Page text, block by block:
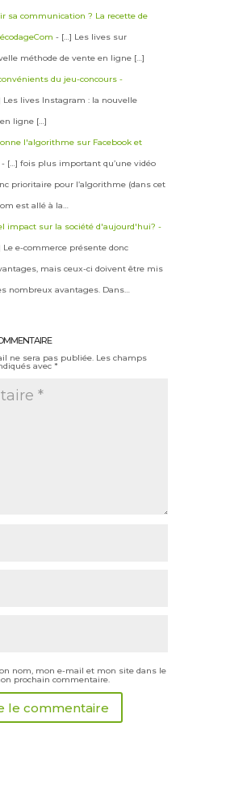
sa communication ? La recette de
- […] Les lives sur
méthode de vente en ligne […]
du jeu-concours -
Les lives Instagram : la nouvelle
ligne […]
l'algorithme sur Facebook et
- […] fois plus important qu’une vidéo
prioritaire pour l’algorithme (dans cet
est allé à la…
impact sur la société d'aujourd'hui? -
Le e-commerce présente donc
mais ceux-ci doivent être mis
nombreux avantages. Dans…
ne sera pas publiée. Les champs
avec *
nom, mon e-mail et mon site dans le
prochain commentaire.
le commentaire